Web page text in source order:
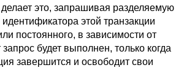
это, запрашивая разделяемую
этой транзакции
постоянного, в зависимости от
будет выполнен, только когда
завершится и освободит свои